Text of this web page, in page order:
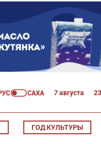
7 августа
ГОД КУЛЬТУРЫ